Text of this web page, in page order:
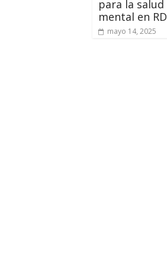
para la salud
mental en RD
mayo 14, 2025